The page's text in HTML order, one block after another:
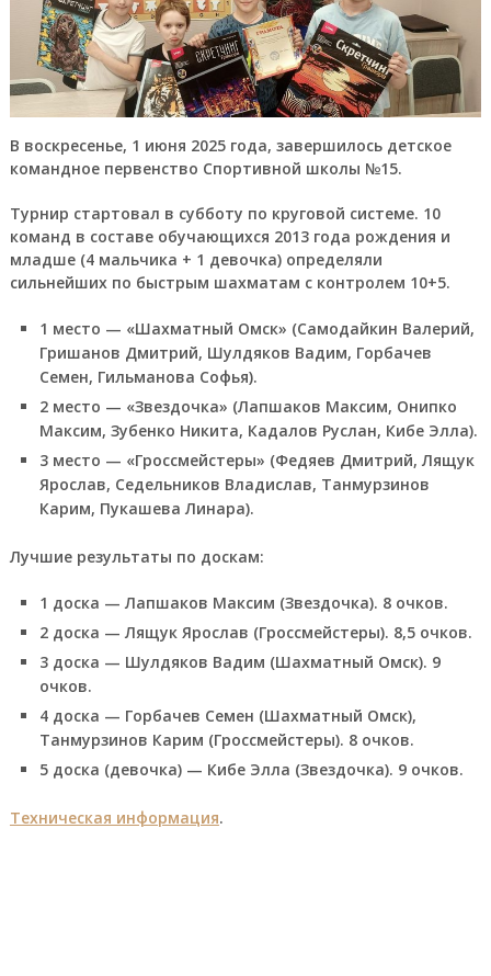
В воскресенье, 1 июня 2025 года, завершилось детское
командное первенство Спортивной школы №15.
Турнир стартовал в субботу по круговой системе. 10
команд в составе обучающихся 2013 года рождения и
младше (4 мальчика + 1 девочка) определяли
сильнейших по быстрым шахматам с контролем 10+5.
1 место — «Шахматный Омск» (Самодайкин Валерий,
Гришанов Дмитрий, Шулдяков Вадим, Горбачев
Семен, Гильманова Софья).
2 место — «Звездочка» (Лапшаков Максим, Онипко
Максим, Зубенко Никита, Кадалов Руслан, Кибе Элла).
3 место — «Гроссмейстеры» (Федяев Дмитрий, Лящук
Ярослав, Седельников Владислав, Танмурзинов
Карим, Пукашева Линара).
Лучшие результаты по доскам:
1 доска — Лапшаков Максим (Звездочка). 8 очков.
2 доска — Лящук Ярослав (Гроссмейстеры). 8,5 очков.
3 доска — Шулдяков Вадим (Шахматный Омск). 9
очков.
4 доска — Горбачев Семен (Шахматный Омск),
Танмурзинов Карим (Гроссмейстеры). 8 очков.
5 доска (девочка) — Кибе Элла (Звездочка). 9 очков.
Техническая информация.